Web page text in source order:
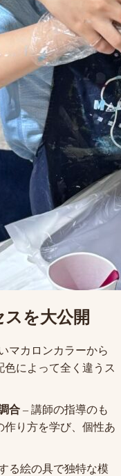
を大公開
マカロンカラーから
によって全く違うス
合 – 講師の指導のも
作り方を学び、個性あ
る絵の具で独特な模